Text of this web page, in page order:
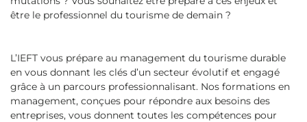
être le professionnel du tourisme de demain ?
L’IEFT vous prépare au management du tourisme durable
en vous donnant les clés d’un secteur évolutif et engagé
grâce à un parcours professionnalisant. Nos formations en
management, conçues pour répondre aux besoins des
entreprises, vous donnent toutes les compétences pour